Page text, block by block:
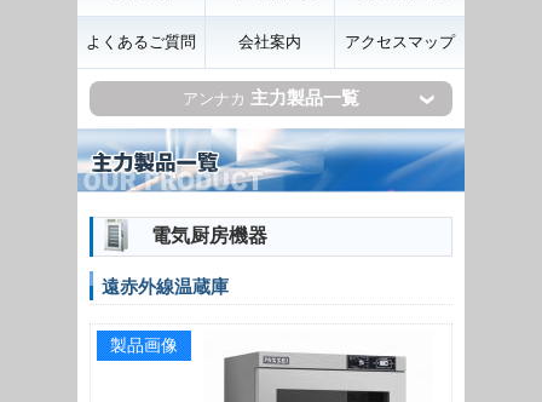
よくあるご質問 会社案内 アクセスマップ
アンナカ 主力製品一覧
電気厨房機器
遠赤外線温蔵庫
製品画像